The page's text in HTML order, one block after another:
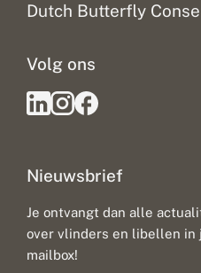
Dutch Butterfly
Nieuwsbrief
Je ontvangt dan alle
over vlinders en libellen in
mailbox!
Volg ons